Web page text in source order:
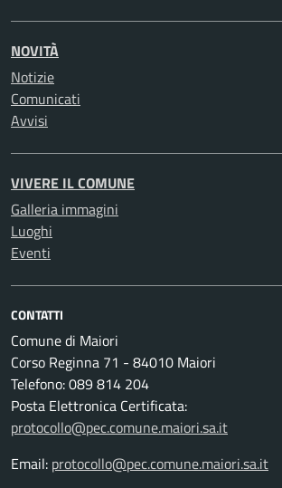
NOVITÀ
Notizie
Comunicati
Avvisi
VIVERE IL COMUNE
Galleria immagini
Luoghi
Eventi
CONTATTI
Comune di Maiori
Corso Reginna 71 - 84010 Maiori
Telefono: 089 814 204
Posta Elettronica Certificata:
protocollo@pec.comune.maiori.sa.it
Email: protocollo@pec.comune.maiori.sa.it